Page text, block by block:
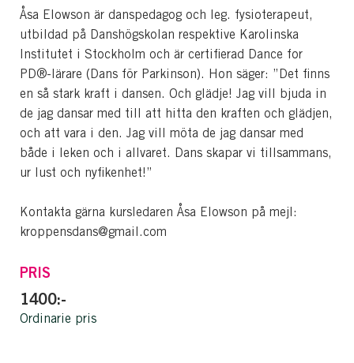
Åsa Elowson är danspedagog och leg. fysioterapeut,
utbildad på Danshögskolan respektive Karolinska
Institutet i Stockholm och är certifierad Dance for
PD®-lärare (Dans för Parkinson). Hon säger: ”Det finns
en så stark kraft i dansen. Och glädje! Jag vill bjuda in
de jag dansar med till att hitta den kraften och glädjen,
och att vara i den. Jag vill möta de jag dansar med
både i leken och i allvaret. Dans skapar vi tillsammans,
ur lust och nyfikenhet!”
Kontakta gärna kursledaren Åsa Elowson på mejl:
kroppensdans@gmail.com
PRIS
1400:-
Ordinarie pris